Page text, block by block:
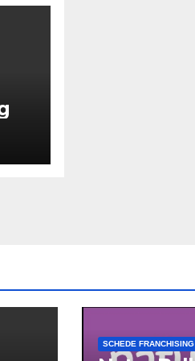
SCHEDE FRANCHISING